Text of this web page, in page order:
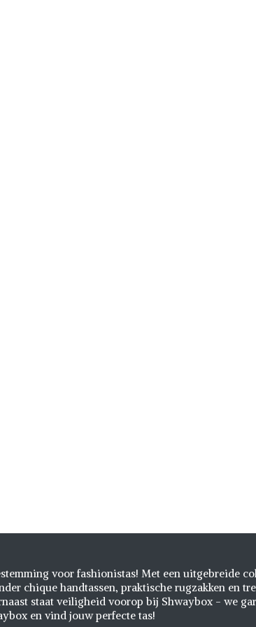
voor fashionistas! Met een uitgebreide
chique handtassen, praktische rugzakken en
staat veiligheid voorop bij Shwaybox - we
en vind jouw perfecte tas!